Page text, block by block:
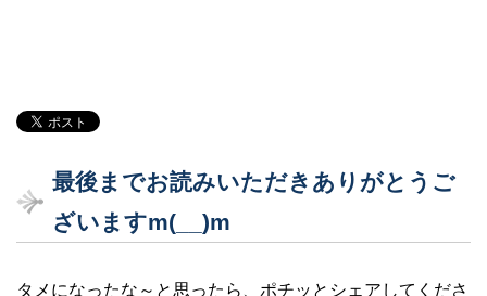
最後までお読みいただきありがとうご
ざいますm(__)m
タメになったな～と思ったら、ポチッとシェアしてくださ